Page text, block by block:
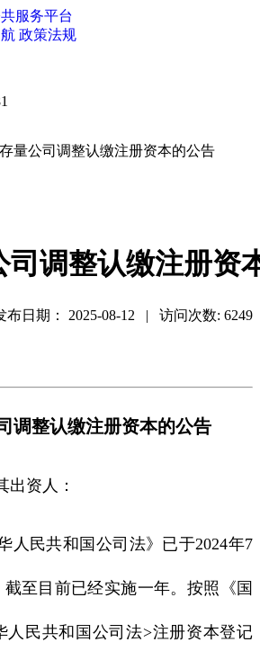
服务平台
政策法规
量公司调整认缴注册资本的公告
司调整认缴注册资
日期： 2025-08-12 | 访问次数: 6249
调整认缴注册资本的公告
出资人：
民共和国公司法》已于2024年7
截至目前已经实施一年。按照《国
人民共和国公司法>注册资本登记